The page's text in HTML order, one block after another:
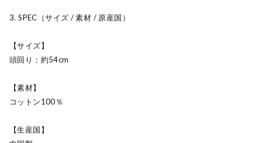
3. SPEC（サイズ / 素材 / 原産国）
【サイズ】
頭回り：約54cm
【素材】
コットン100％
【生産国】